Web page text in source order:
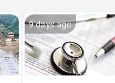
9 days ago